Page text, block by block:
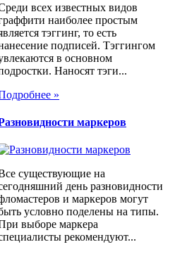
всех известных видов
наиболее простым
тэггинг, то есть
подписей. Тэггингом
в основном
Наносят тэги...
»
маркеров
существующие на
день разновидности
и маркеров могут
условно поделены на типы.
выборе маркера
рекомендуют...